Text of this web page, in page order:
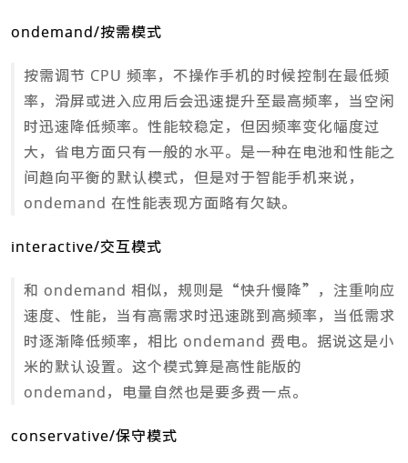
ondemand/按需模式
按需调节 CPU 频率，不操作手机的时候控制在最低频
率，滑屏或进入应用后会迅速提升至最高频率，当空闲
时迅速降低频率。性能较稳定，但因频率变化幅度过
大，省电方面只有一般的水平。是一种在电池和性能之
间趋向平衡的默认模式，但是对于智能手机来说，
ondemand 在性能表现方面略有欠缺。
interactive/交互模式
和 ondemand 相似，规则是“快升慢降”，注重响应
速度、性能，当有高需求时迅速跳到高频率，当低需求
时逐渐降低频率，相比 ondemand 费电。据说这是小
米的默认设置。这个模式算是高性能版的
ondemand，电量自然也是要多费一点。
conservative/保守模式